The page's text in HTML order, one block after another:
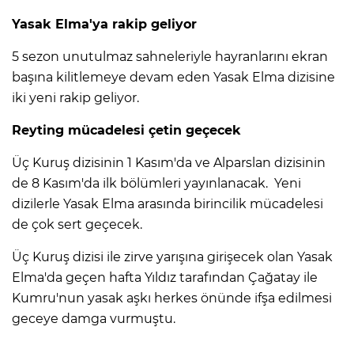
Yasak Elma'ya rakip geliyor
5 sezon unutulmaz sahneleriyle hayranlarını ekran
başına kilitlemeye devam eden Yasak Elma dizisine
iki yeni rakip geliyor.
Reyting mücadelesi çetin geçecek
Üç Kuruş dizisinin 1 Kasım'da ve Alparslan dizisinin
de 8 Kasım'da ilk bölümleri yayınlanacak. Yeni
dizilerle Yasak Elma arasında birincilik mücadelesi
de çok sert geçecek.
Üç Kuruş dizisi ile zirve yarışına girişecek olan Yasak
Elma'da geçen hafta Yıldız tarafından Çağatay ile
Kumru'nun yasak aşkı herkes önünde ifşa edilmesi
geceye damga vurmuştu.